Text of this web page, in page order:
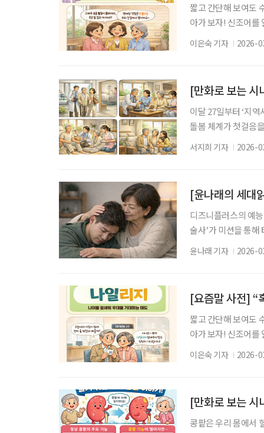
짧고 간단해 보여도
아가 보자! 신조어를
은 기운이 더해진
이다. 주로 젊은 세
이은숙 기자 2026-
[만화로 보는 시
이달 27일부터 ‘지
돌봄 체계가 첫걸음
이 살던 집에서 의
습니다. 통합돌봄
서지희 기자 2026-
[윤나래의 세대
디즈니플러스의 예
술사’가 미션을 통
과정에서 가족사나
며 화제를 끌었다.
윤나래 기자 2026-
[요즘말 사전] “
짧고 간단해 보여도
아가 보자! 신조어를
은 기운이 더해진다
접’이 당연하다고
이은숙 기자 2026-
[만화로 보는 시
콩팥은 우리 몸에서